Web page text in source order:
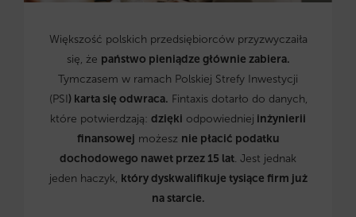
Większość polskich przedsiębiorców przyzwyczaiła
się, że państwo pieniądze głównie zabiera.
Tymczasem w ramach Polskiej Strefy Inwestycji
(PSI) karta się odwraca. Fintaxis dotarło do danych,
które potwierdzają: dzięki odpowiedniej inżynierii
finansowej możesz nie płacić podatku
dochodowego nawet przez 15 lat. Jest jednak
jeden haczyk, który dyskwalifikuje tysiące firm już
na starcie.